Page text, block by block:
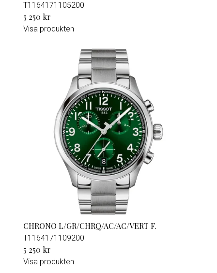
T1164171105200
5 250 kr
Visa produkten
CHRONO L/GR/CHRQ/AC/AC/VERT F.
T1164171109200
5 250 kr
Visa produkten